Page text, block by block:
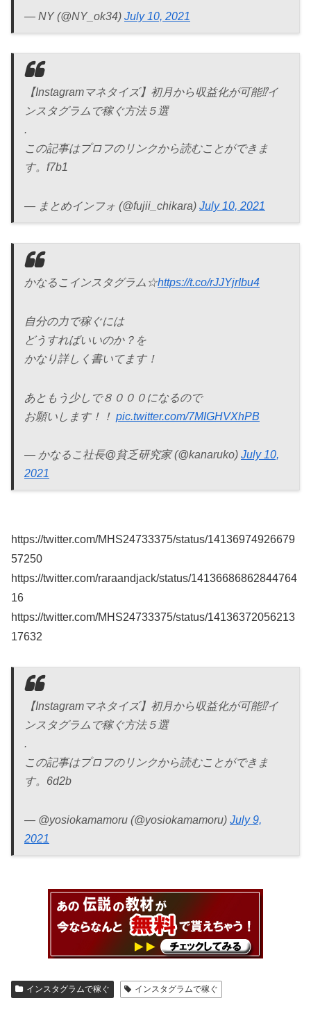
— NY (@NY_ok34) July 10, 2021
【Instagramマネタイズ】初月から収益化が可能⁉イ
ンスタグラムで稼ぐ方法５選
.
この記事はプロフのリンクから読むことができま
す。f7b1
— まとめインフォ (@fujii_chikara) July 10, 2021
かなるこインスタグラム☆https://t.co/rJJYjrIbu4
自分の力で稼ぐには
どうすればいいのか？を
かなり詳しく書いてます！
あともう少しで８０００になるので
お願いします！！ pic.twitter.com/7MIGHVXhPB
— かなるこ社長@貧乏研究家 (@kanaruko) July 10,
2021
https://twitter.com/MHS24733375/status/14136974926679
57250
https://twitter.com/raraandjack/status/14136686862844764
16
https://twitter.com/MHS24733375/status/14136372056213
17632
【Instagramマネタイズ】初月から収益化が可能⁉イ
ンスタグラムで稼ぐ方法５選
.
この記事はプロフのリンクから読むことができま
す。6d2b
— @yosiokamamoru (@yosiokamamoru) July 9,
2021
インスタグラムで稼ぐ インスタグラムで稼ぐ